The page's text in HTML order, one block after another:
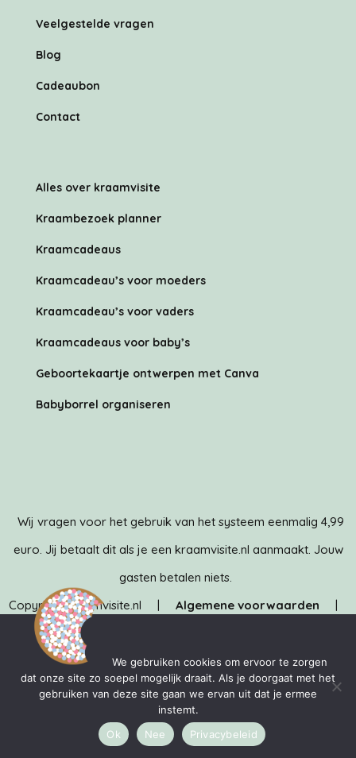
Veelgestelde vragen
Blog
Cadeaubon
Contact
Alles over kraamvisite
Kraambezoek planner
Kraamcadeaus
Kraamcadeau’s voor moeders
Kraamcadeau’s voor vaders
Kraamcadeaus voor baby’s
Geboortekaartje ontwerpen met Canva
Babyborrel organiseren
Wij vragen voor het gebruik van het systeem eenmalig 4,99
euro. Jij betaalt dit als je een kraamvisite.nl aanmaakt. Jouw
gasten betalen niets.
Copyright Kraamvisite.nl | Algemene voorwaarden
Privacybeleid
vanMediaMere&TechMere
Kraamvisite.nl is een handelsnaam van MediaMere BV. KvK:
83298827 Almere | BTW: NL862819428B01
We gebruiken cookies om ervoor te zorgen
dat onze site zo soepel mogelijk draait. Als je doorgaat met het
gebruiken van deze site gaan we ervan uit dat je ermee
instemt.
Ok
Nee Privacybeleid